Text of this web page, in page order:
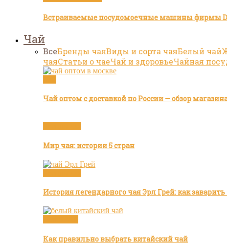
Встраиваемые посудомоечные машины фирмы
Чай
ВсеБренды чаяВиды и сорта чаяБелый чай
чаяСтатьи о чаеЧай и здоровьеЧайная
Чай оптом с доставкой по России — обзор
Мир чая: истории 5 стран
История легендарного чая Эрл Грей: как
Как правильно выбрать китайский чай